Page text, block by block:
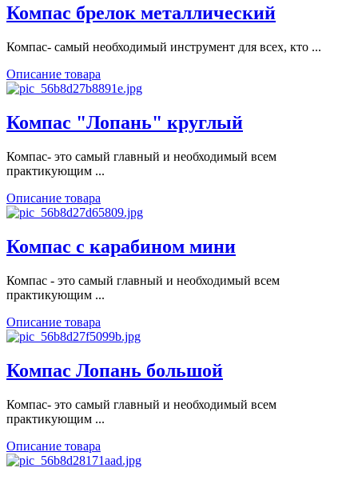
Компас брелок металлический
Компас- самый необходимый инструмент для всех, кто ...
Описание товара
Компас "Лопань" круглый
Компас- это самый главный и необходимый всем
практикующим ...
Описание товара
Компас с карабином мини
Компас - это самый главный и необходимый всем
практикующим ...
Описание товара
Компас Лопань большой
Компас- это самый главный и необходимый всем
практикующим ...
Описание товара